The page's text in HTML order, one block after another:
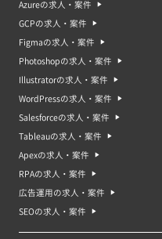
Azureの求人・案件
GCPの求人・案件
Figmaの求人・案件
Photoshopの求人・案件
Illustratorの求人・案件
WordPressの求人・案件
Salesforceの求人・案件
Tableauの求人・案件
Apexの求人・案件
RPAの求人・案件
広告運用の求人・案件
SEOの求人・案件